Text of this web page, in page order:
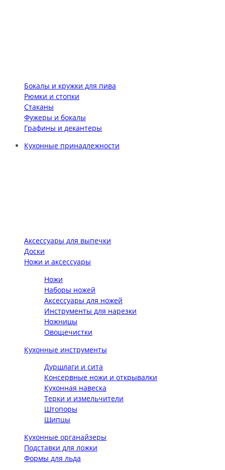
Бокалы и кружки для пива
Рюмки и стопки
Стаканы
Фужеры и бокалы
Графины и декантеры
Кухонные принадлежности
Аксессуары для выпечки
Доски
Ножи и аксессуары
Ножи
Наборы ножей
Аксессуары для ножей
Инструменты для нарезки
Ножницы
Овощечистки
Кухонные инструменты
Дуршлаги и сита
Консервные ножи и открывалки
Кухонная навеска
Терки и измельчители
Штопоры
Щипцы
Кухонные органайзеры
Подставки для ложки
Формы для льда